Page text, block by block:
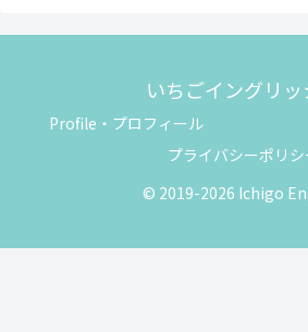
いちごイングリッ
Profile・プロフィール
プライバシーポリシ
© 2019-2026 Ichigo